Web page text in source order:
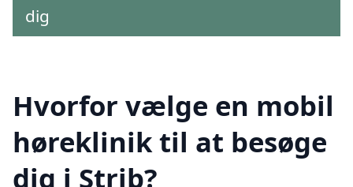
dig
Hvorfor vælge en mobil
høreklinik til at besøge
dig i Strib?